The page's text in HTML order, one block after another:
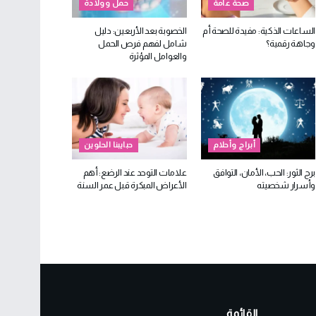
صحة عامة
الساعات الذكية: مفيدة للصحة أم
وجاهة رقمية؟
حمل وولادة
الخصوبة بعد الأربعين: دليل
شامل لفهم فرص الحمل
والعوامل المؤثرة
أبراج وأحلام
برج الثور: الحب، الأمان، التوافق
وأسرار شخصيته
حبايبنا الحلوين
علامات التوحد عند الرضع: أهم
الأعراض المبكرة قبل عمر السنة